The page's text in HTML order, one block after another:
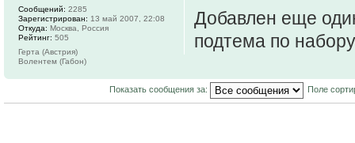
Добавлен еще
подтема по
Сообщений: 2285
Зарегистрирован: 13 май 2007, 22:08
Откуда: Москва, Россия
Рейтинг: 505
Герта (Австрия)
Волентем (Габон)
Показать сообщения за: Поле